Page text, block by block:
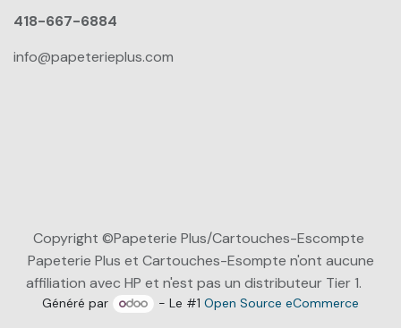
418-667-6884
info@papeterieplus.com
Copyright ©Papeterie Plus/Cartouches-Escompte
Papeterie Plus et Cartouches-Esompte n'ont aucune
affiliation avec HP et n'est pas un distributeur Tier 1.
Généré par - Le #1Open Source eCommerce